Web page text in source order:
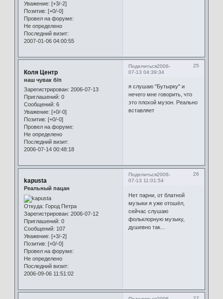
Уважение: [+3/-2]
Позитив: [+0/-0]
Провел на форуме:
Не определено
Последний визит:
2007-01-06 04:00:55
Поделиться 25
2006-
07-13 04:39:34
Коля Центр
наш чувак б/п
Зарегистрирован: 2006-07-13
Приглашений: 0
Сообщений: 6
Уважение: [+0/-0]
Позитив: [+0/-0]
Провел на форуме:
Не определено
Последний визит:
2006-07-14 00:48:18
я слушаю "Бутырку" и
нечего мне говорить, что
это плохой музон. Реально
вставляет
Поделиться 26
2006-
07-13 11:01:54
kapusta
Реальный пацан
Откуда: Город Петра
Зарегистрирован: 2006-07-12
Приглашений: 0
Сообщений: 107
Уважение: [+3/-2]
Позитив: [+0/-0]
Провел на форуме:
Не определено
Последний визит:
2006-09-06 11:51:02
Нет парни, от блатной
музыки я уже отошёл,
сейчас слушаю
фольклорную музыку,
душевно так...